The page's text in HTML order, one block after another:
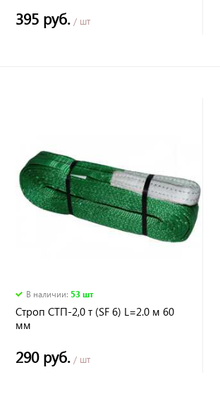
395 руб./ шт
В наличии: 53 шт
Строп СТП-2,0 т (SF 6) L=2.0 м 60
мм
290 руб./ шт